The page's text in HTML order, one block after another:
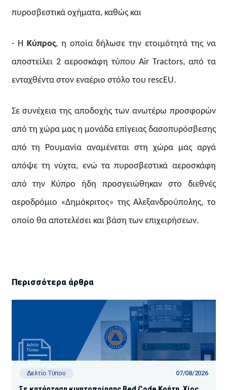
πυροσβεστικά οχήματα, καθώς και
- ΗΚύπρος, η οποία δήλωσε την ετοιμότητά της να
αποστείλει 2 αεροσκάφη τύπου Air Tractors, από τα
ενταχθέντα στον εναέριο στόλο του rescEU.
Σε συνέχεια της αποδοχής των ανωτέρω προσφορών
από τη χώρα μας η μονάδα επίγειας δασοπυρόσβεσης
από τη Ρουμανία αναμένεται στη χώρα μας αργά
απόψε τη νύχτα, ενώ τα πυροσβεστικά αεροσκάφη
από την Κύπρο ήδη προσγειώθηκαν στο διεθνές
αεροδρόμιο «Δημόκριτος» της Αλεξανδρούπολης, το
οποίο θα αποτελέσει και βάση των επιχειρήσεων.
Περισσότερα άρθρα
Δελτίο Τύπου 07/08/2026